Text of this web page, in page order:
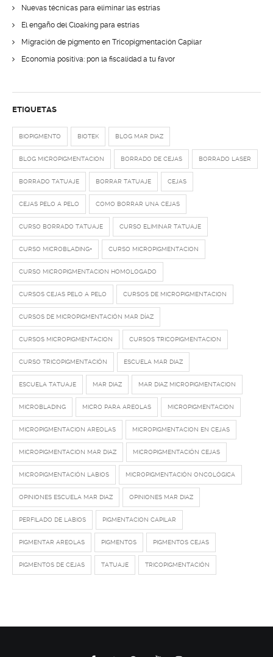
Nuevas técnicas para eliminar las estrías
El engaño del Cloaking para estrías
Migración de pigmento en Tricopigmentación Capilar
Economía positiva: pon la fiscalidad a tu favor
ETIQUETAS
BIOPIGMENTO BIOTEK BLOG MAR DIAZ
BLOG MICROPIGMENTACION BORRADO DE CEJAS BORRADO LASER
BORRADO TATUAJE BORRAR TATUAJE CEJAS
CEJAS PELO A PELO COMO BORRAR UNA CEJAS
CURSO BORRADO TATUAJE CURSO ELIMINAR TATUAJE
CURSO MICROBLADING+ CURSO MICROPIGMENTACION
CURSO MICROPIGMENTACION HOMOLOGADO
CURSOS CEJAS PELO A PELO CURSOS DE MICROPIGMENTACION
CURSOS DE MICROPIGMENTACIÓN MAR DÍAZ
CURSOS MICROPIGMENTACION CURSOS TRICOPIGMENTACION
CURSO TRICOPIGMENTACIÓN ESCUELA MAR DIAZ
ESCUELA TATUAJE MAR DIAZ MAR DIAZ MICROPIGMENTACION
MICROBLADING MICRO PARA AREOLAS MICROPIGMENTACION
MICROPIGMENTACION AREOLAS MICROPIGMENTACION EN CEJAS
MICROPIGMENTACION MAR DIAZ MICROPIGMENTACIÓN CEJAS
MICROPIGMENTACIÓN LABIOS MICROPIGMENTACIÓN ONCOLÓGICA
OPINIONES ESCUELA MAR DIAZ OPINIONES MAR DIAZ
PERFILADO DE LABIOS PIGMENTACION CAPILAR
PIGMENTAR AREOLAS PIGMENTOS PIGMENTOS CEJAS
PIGMENTOS DE CEJAS TATUAJE TRICOPIGMENTACIÓN